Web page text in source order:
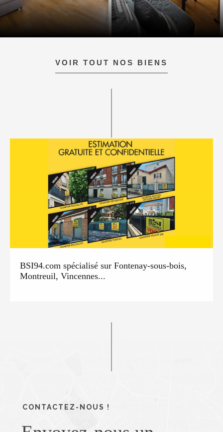
VOIR TOUT NOS BIENS
BSI94.com spécialisé sur Fontenay-sous-bois,
Montreuil, Vincennes...
CONTACTEZ-NOUS !